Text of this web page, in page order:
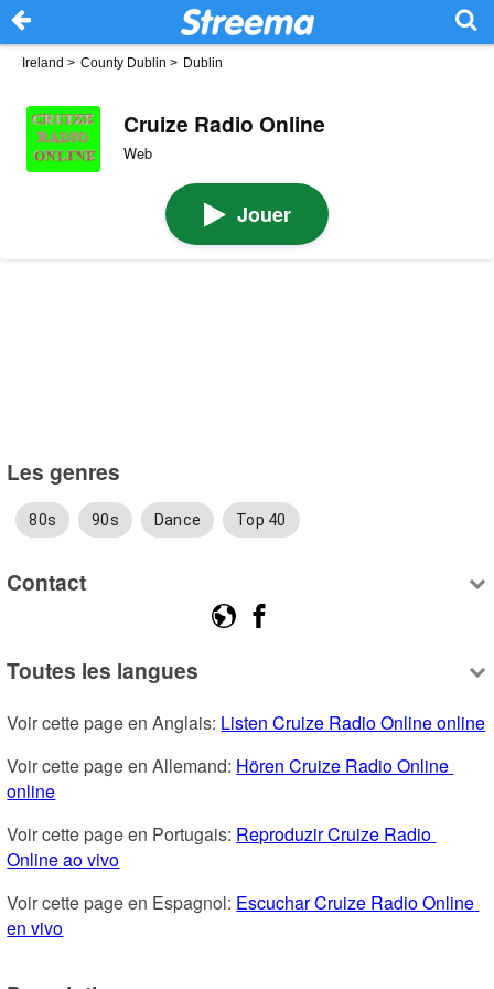
Ireland > County Dublin > Dublin
Cruize Radio Online
Web
Jouer
Les genres
80s 90s Dance Top 40
Contact
Toutes les langues
Voir cette page en Anglais: Listen Cruize Radio Online online
Voir cette page en Allemand: Hören Cruize Radio Online
online
Voir cette page en Portugais: Reproduzir Cruize Radio
Online ao vivo
Voir cette page en Espagnol: Escuchar Cruize Radio Online
en vivo